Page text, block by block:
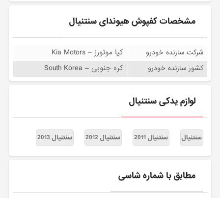
مشخصات کفپوش هیوندای سنتنیال
شرکت سازنده خودرو کیا موتورز – Kia Motors
کشور سازنده خودرو کره جنوبی – South Korea
لوازم یدکی سنتنیال
سنتنیال سنتنیال 2011 سنتنیال 2012 سنتنیال 2013
مطابق با شماره شاسی